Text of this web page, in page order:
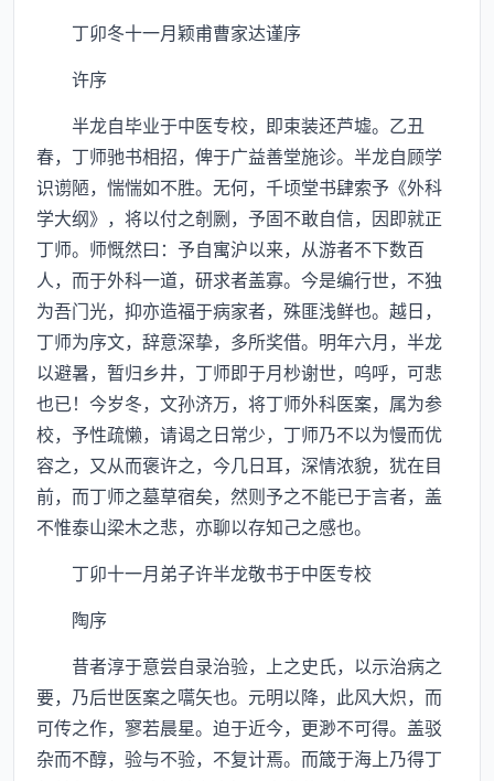
丁卯冬十一月颖甫曹家达谨序
许序
半龙自毕业于中医专校，即束装还芦墟。乙丑
春，丁师驰书相招，俾于广益善堂施诊。半龙自顾学
识谫陋，惴惴如不胜。无何，千顷堂书肆索予《外科
学大纲》，将以付之剞劂，予固不敢自信，因即就正
丁师。师慨然曰：予自寓沪以来，从游者不下数百
人，而于外科一道，研求者盖寡。今是编行世，不独
为吾门光，抑亦造福于病家者，殊匪浅鲜也。越日，
丁师为序文，辞意深挚，多所奖借。明年六月，半龙
以避暑，暂归乡井，丁师即于月杪谢世，呜呼，可悲
也已！今岁冬，文孙济万，将丁师外科医案，属为参
校，予性疏懒，请谒之日常少，丁师乃不以为慢而优
容之，又从而褒许之，今几日耳，深情浓貌，犹在目
前，而丁师之墓草宿矣，然则予之不能已于言者，盖
不惟泰山梁木之悲，亦聊以存知己之感也。
丁卯十一月弟子许半龙敬书于中医专校
陶序
昔者淳于意尝自录治验，上之史氏，以示治病之
要，乃后世医案之嚆矢也。元明以降，此风大炽，而
可传之作，寥若晨星。迫于近今，更渺不可得。盖驳
杂而不醇，验与不验，不复计焉。而箴于海上乃得丁